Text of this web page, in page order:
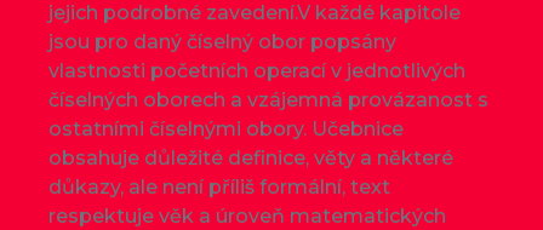
jejich podrobné zavedení.V každé kapitole
jsou pro daný číselný obor popsány
vlastnosti početních operací v jednotlivých
číselných oborech a vzájemná provázanost s
ostatními číselnými obory. Učebnice
obsahuje důležité definice, věty a některé
důkazy, ale není příliš formální, text
respektuje věk a úroveň matematických